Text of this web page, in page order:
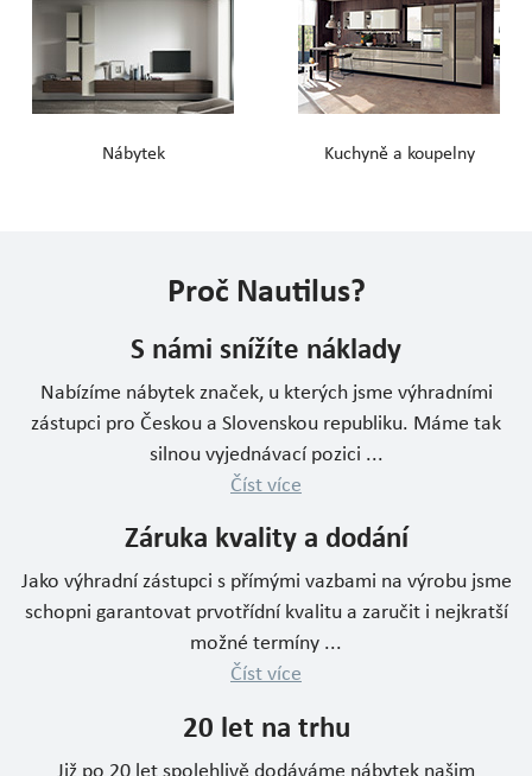
Nábytek Kuchyně a koupelny
Proč Nautilus?
S námi snížíte náklady
Nabízíme nábytek značek, u kterých jsme výhradními
zástupci pro Českou a Slovenskou republiku. Máme tak
silnou vyjednávací pozici ...
Číst více
Záruka kvality a dodání
Jako výhradní zástupci s přímými vazbami na výrobu jsme
schopni garantovat prvotřídní kvalitu a zaručit i nejkratší
možné termíny ...
Číst více
20 let na trhu